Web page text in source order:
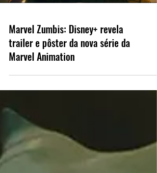
Marvel Zumbis: Disney+ revela
trailer e pôster da nova série da
Marvel Animation